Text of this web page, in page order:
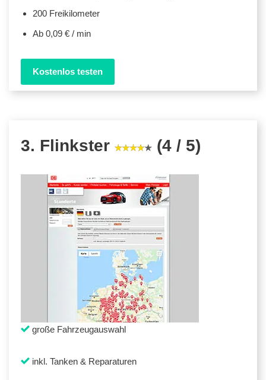
200 Freikilometer
Ab 0,09 € / min
Kostenlos testen
3. Flinkster (4 / 5)
große Fahrzeugauswahl
inkl. Tanken & Reparaturen